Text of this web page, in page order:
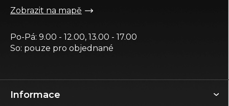
Informace
Zobrazit na mapě
Po-Pá: 9.00 - 12.00, 13.00 - 17.00
So: pouze pro objednané